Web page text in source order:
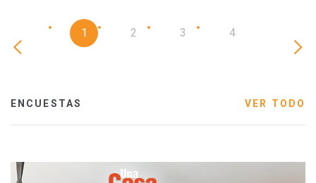
1 2 3 4
ENCUESTAS VER TODO